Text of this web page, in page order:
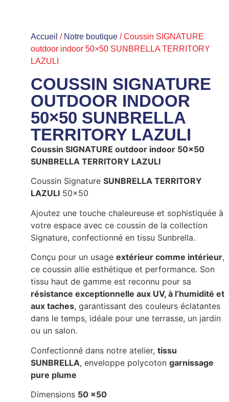
Accueil / Notre boutique / Coussin SIGNATURE
outdoor indoor 50×50 SUNBRELLA TERRITORY
LAZULI
COUSSIN SIGNATURE
OUTDOOR INDOOR
50×50 SUNBRELLA
TERRITORY LAZULI
Coussin SIGNATURE outdoor indoor 50×50
SUNBRELLA TERRITORY LAZULI
Coussin Signature SUNBRELLA TERRITORY
LAZULI 50×50
Ajoutez une touche chaleureuse et sophistiquée à
votre espace avec ce coussin de la collection
Signature, confectionné en tissu Sunbrella.
Conçu pour un usage extérieur comme intérieur,
ce coussin allie esthétique et performance. Son
tissu haut de gamme est reconnu pour sa
résistance exceptionnelle aux UV, à l’humidité et
aux taches, garantissant des couleurs éclatantes
dans le temps, idéale pour une terrasse, un jardin
ou un salon.
Confectionné dans notre atelier, tissu
SUNBRELLA, enveloppe polycoton garnissage
pure plume
Dimensions 50 x50